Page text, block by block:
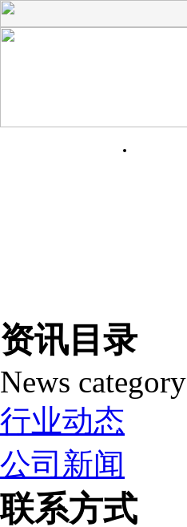
资讯目录
News category
行业动态
公司新闻
联系方式